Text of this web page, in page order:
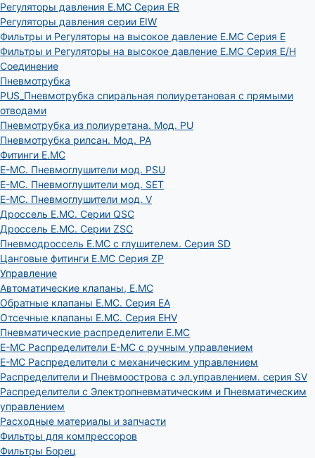
Регуляторы давления E.MC Серия ER
Регуляторы давления серии EIW
Фильтры и Регуляторы на высокое давление E.MC Серия E
Фильтры и Регуляторы на высокое давление E.MC Серия E/H
Соединение
Пневмотрубка
PUS_Пневмотрубка спиральная полиуретановая с прямыми
отводами
Пневмотрубка из полиуретана. Мод. РU
Пневмотрубка рилсан. Мод. PA
Фитинги E.MC
E-MC. Пневмоглушители мод. PSU
E-MC. Пневмоглушители мод. SET
E-MC. Пневмоглушители мод. V
Дроссель E.MC. Серии QSC
Дроссель E.MC. Серии ZSC
Пневмодроссель E.MC с глушителем. Серия SD
Цанговые фитинги E.MC Серия ZP
Управление
Автоматические клапаны, Е.МС
Обратные клапаны E.MC. Серия EA
Отсечные клапаны E.MC. Серия EHV
Пневматические распределители E.MC
E-MC Распределители E-MC с ручным управлением
E-MC Распределители с механическим управлением
Распределители и Пневмоострова с эл.управлением. серия SV
Распределители с Электропневматическим и Пневматическим
управлением
Расходные материалы и запчасти
Фильтры для компрессоров
Фильтры Борец